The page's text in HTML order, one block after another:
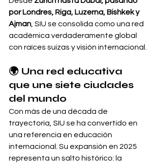
por Londres, Riga, Luzerna, Bishkek y
Ajman , SIU se consolida como una red
académica verdaderamente global
con raíces suizas y visión internacional.
🌍 Una red educativa
que une siete ciudades
del mundo
Con más de una década de
trayectoria, SIU se ha convertido en
una referencia en educación
internacional. Su expansión en 2025
representa un salto histórico: la